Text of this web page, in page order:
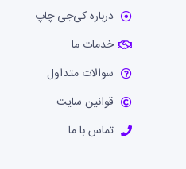
درباره کی‌جی چاپ
خدمات ما
سوالات متداول
قوانین سایت
تماس با ما